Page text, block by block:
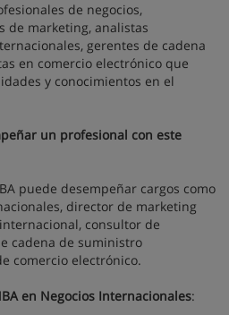
de negocios,
de marketing, analistas
gerentes de cadena
en comercio electrónico que
y conocimientos en el
un profesional con este
puede desempeñar cargos como
director de marketing
consultor de
cadena de suministro
comercio electrónico.
en Negocios Internacionales: